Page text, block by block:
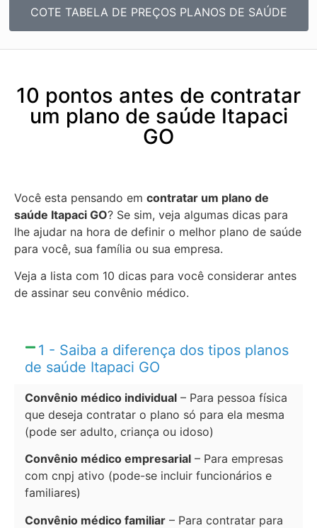
COTE TABELA DE PREÇOS PLANOS DE SAÚDE
10 pontos antes de contratar
um plano de saúde Itapaci
GO
Você esta pensando em contratar um plano de
saúde Itapaci GO? Se sim, veja algumas dicas para
lhe ajudar na hora de definir o melhor plano de saúde
para você, sua família ou sua empresa.
Veja a lista com 10 dicas para você considerar antes
de assinar seu convênio médico.
1 - Saiba a diferença dos tipos planos
de saúde Itapaci GO
Convênio médico individual – Para pessoa física
que deseja contratar o plano só para ela mesma
(pode ser adulto, criança ou idoso)
Convênio médico empresarial – Para empresas
com cnpj ativo (pode-se incluir funcionários e
familiares)
Convênio médico familiar – Para contratar para